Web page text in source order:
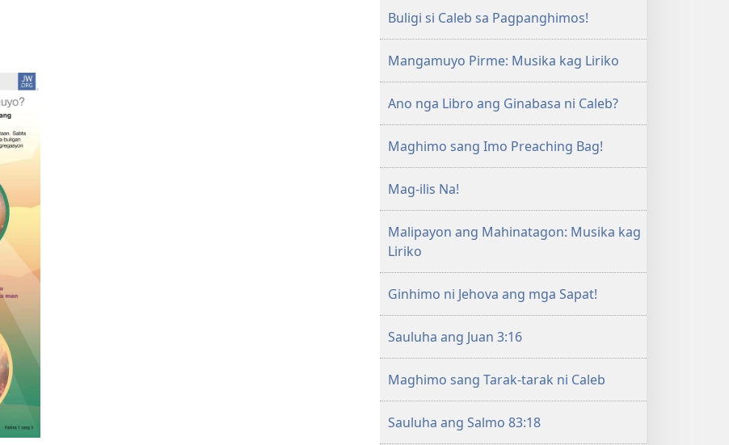
publikasyon
Abyan
ni
Jehova​
—
Mga
Hilimuon
Buligi si Caleb sa Pagpanghimos!
Mangamuyo Pirme: Musika kag Liriko
Ano nga Libro ang Ginabasa ni Caleb?
Maghimo sang Imo Preaching Bag!
Mag-ilis Na!
Malipayon ang Mahinatagon: Musika kag
Liriko
Ginhimo ni Jehova ang mga Sapat!
Sauluha ang Juan 3:16
Maghimo sang Tarak-tarak ni Caleb
Sauluha ang Salmo 83:18